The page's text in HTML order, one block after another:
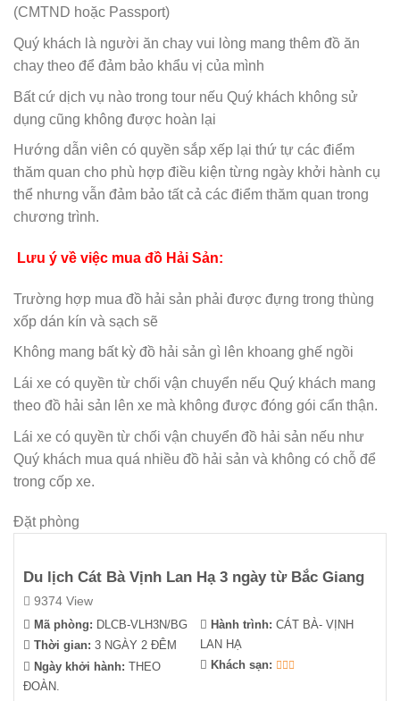
(CMTND hoặc Passport)
Quý khách là người ăn chay vui lòng mang thêm đồ ăn
chay theo để đảm bảo khẩu vị của mình
Bất cứ dịch vụ nào trong tour nếu Quý khách không sử
dụng cũng không được hoàn lại
Hướng dẫn viên có quyền sắp xếp lại thứ tự các điểm
thăm quan cho phù hợp điều kiện từng ngày khởi hành cụ
thể nhưng vẫn đảm bảo tất cả các điểm thăm quan trong
chương trình.
Lưu ý về việc mua đồ Hải Sản:
Trường hợp mua đồ hải sản phải được đựng trong thùng
xốp dán kín và sạch sẽ
Không mang bất kỳ đồ hải sản gì lên khoang ghế ngồi
Lái xe có quyền từ chối vận chuyển nếu Quý khách mang
theo đồ hải sản lên xe mà không được đóng gói cẩn thận.
Lái xe có quyền từ chối vận chuyển đồ hải sản nếu như
Quý khách mua quá nhiều đồ hải sản và không có chỗ để
trong cốp xe.
Đặt phòng
Du lịch Cát Bà Vịnh Lan Hạ 3 ngày từ Bắc Giang
9374 View
Mã phòng: DLCB-VLH3N/BG
Thời gian: 3 NGÀY 2 ĐÊM
Ngày khởi hành: THEO
ĐOÀN.
Hành trình: CÁT BÀ- VỊNH
LAN HẠ
Khách sạn: